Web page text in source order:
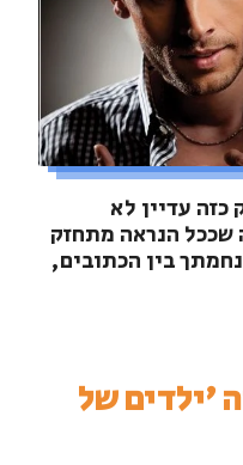
עדיין לא
שככל הנראה מתחזק
בין הכתובים,
'ילדים של